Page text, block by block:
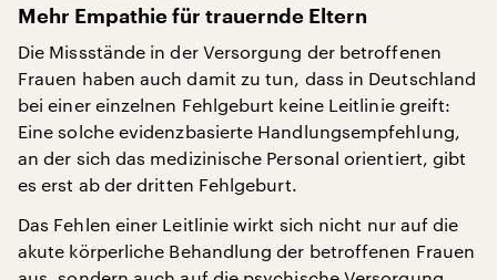
Mehr Empathie für trauernde Eltern
Die Missstände in der Versorgung der betroffenen
Frauen haben auch damit zu tun, dass in Deutschland
bei einer einzelnen Fehlgeburt keine Leitlinie greift:
Eine solche evidenzbasierte Handlungsempfehlung,
an der sich das medizinische Personal orientiert, gibt
es erst ab der dritten Fehlgeburt.
Das Fehlen einer Leitlinie wirkt sich nicht nur auf die
akute körperliche Behandlung der betroffenen Frauen